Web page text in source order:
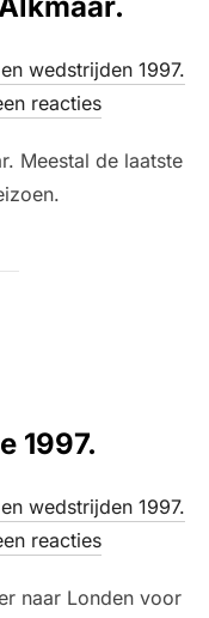
wedstrijden 1997.
reacties
Meestal de laatste
1997.
wedstrijden 1997.
reacties
naar Londen voor